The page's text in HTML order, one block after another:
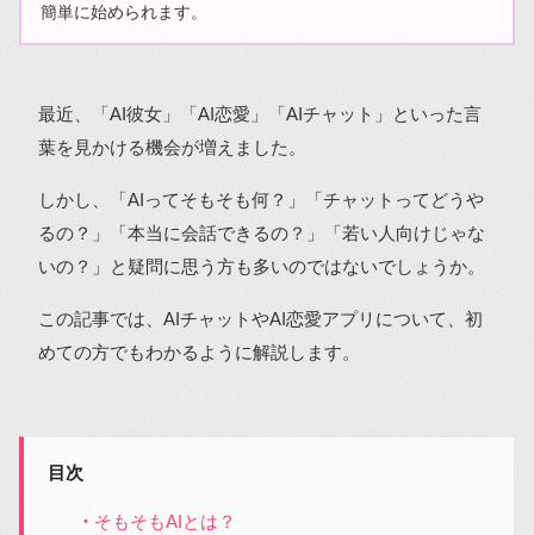
簡単に始められます。
最近、「AI彼女」「AI恋愛」「AIチャット」といった言
葉を見かける機会が増えました。
しかし、「AIってそもそも何？」「チャットってどうや
るの？」「本当に会話できるの？」「若い人向けじゃな
いの？」と疑問に思う方も多いのではないでしょうか。
この記事では、AIチャットやAI恋愛アプリについて、初
めての方でもわかるように解説します。
目次
そもそもAIとは？